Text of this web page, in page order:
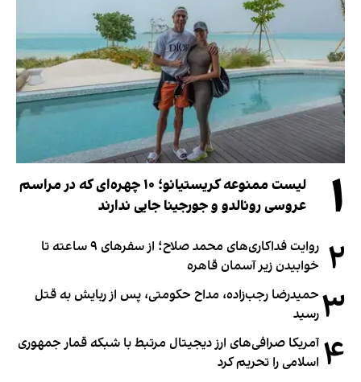
۱
لیست ممنوعه کریستیانو؛ ۱۰ چهره‌ای که در مراسم
عروسی رونالدو و جورجینا جایی ندارند
۲
روایت فداکاری‌های محمد صلاح؛ از سفرهای ۹ ساعته تا
خوابیدن زیر آسمان قاهره
۳ حمیدرضا رجب‌زاده، مداح حکومتی، پس از ربایش به قتل
رسید
۴ آمریکا صرافی‌های ارز دیجیتال مرتبط با شبکه قمار جمهوری
اسلامی را تحریم کرد